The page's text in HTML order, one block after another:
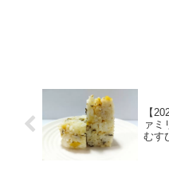
【
ァミ
むす